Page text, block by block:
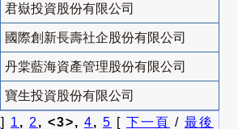
君嶽投資股份有限公司
國際創新長壽社企股份有限公司
丹棠藍海資產管理股份有限公司
寶生投資股份有限公司
] 1 , 2 , <3>, 4, 5 [ 下一頁 / 最後